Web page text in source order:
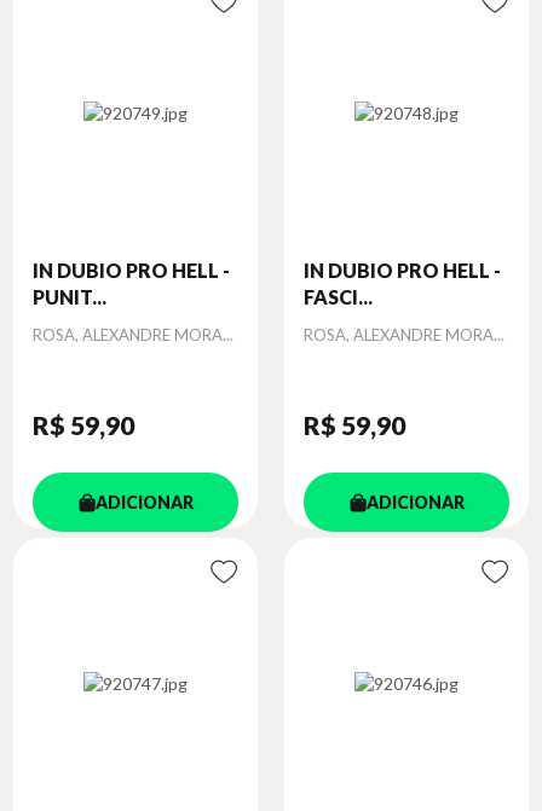
IN DUBIO PRO HELL -
PUNIT...
Autor
ROSA, ALEXANDRE MORA...
R$ 59,90
ADICIONAR
IN DUBIO PRO HELL -
FASCI...
Autor
ROSA, ALEXANDRE MORA...
R$ 59,90
ADICIONAR